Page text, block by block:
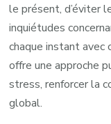
le présent, d’éviter
inquiétudes
chaque instant avec
offre une approche
stress, renforcer la
global.